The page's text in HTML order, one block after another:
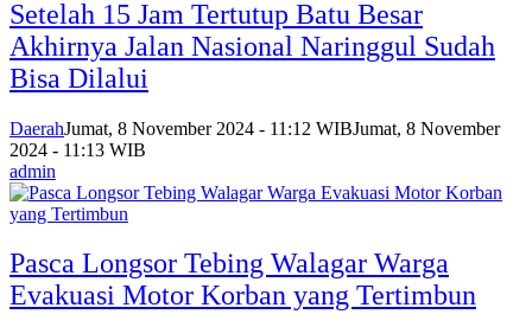
Setelah 15 Jam Tertutup Batu Besar
Akhirnya Jalan Nasional Naringgul Sudah
Bisa Dilalui
DaerahJumat, 8 November 2024 - 11:12 WIBJumat, 8 November
2024 - 11:13 WIB
admin
Pasca Longsor Tebing Walagar Warga
Evakuasi Motor Korban yang Tertimbun